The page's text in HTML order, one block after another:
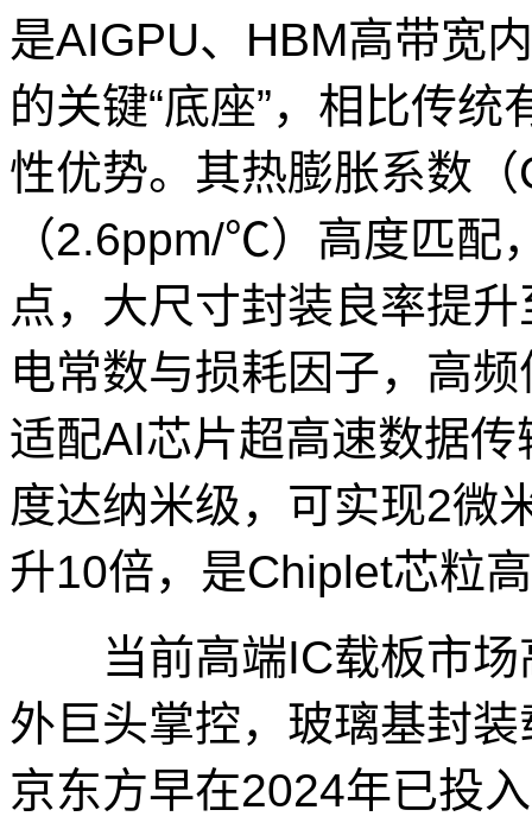
是AIGPU、HBM高带宽
的关键“底座”，相比传
性优势。其热膨胀系数
（2.6ppm/℃）高度匹配
点，大尺寸封装良率提
电常数与损耗因子，高
适配AI芯片超高速数据
度达纳米级，可实现2微
升10倍，是Chiplet芯粒
当前高端IC载板市场
外巨头掌控，玻璃基封
京东方早在2024年已投